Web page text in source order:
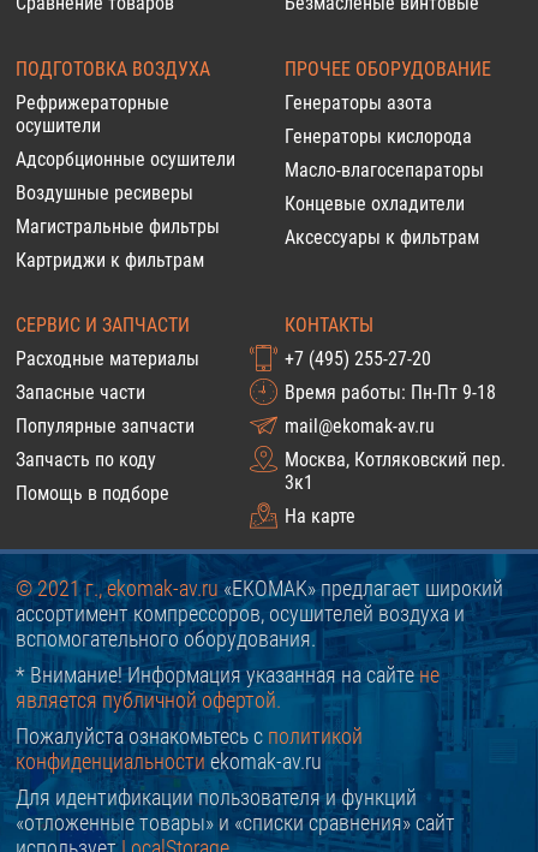
ПОДГОТОВКА ВОЗДУХА
Рефрижераторные
осушители
Адсорбционные осушители
Воздушные ресиверы
Магистральные фильтры
Картриджи к фильтрам
ПРОЧЕЕ ОБОРУДОВАНИЕ
Генераторы азота
Генераторы кислорода
Масло-влагосепараторы
Концевые охладители
Аксессуары к фильтрам
СЕРВИС И ЗАПЧАСТИ
Расходные материалы
Запасные части
Популярные запчасти
Запчасть по коду
Помощь в подборе
КОНТАКТЫ
+7 (495) 255-27-20
Время работы: Пн-Пт 9-18
mail@ekomak-av.ru
Москва, Котляковский пер.
3к1
На карте
© 2021 г., ekomak-av.ru «EKOMAK» предлагает широкий
ассортимент компрессоров, осушителей воздуха и
вспомогательного оборудования.
* Внимание! Информация указанная на сайтене
является публичной офертой.
Пожалуйста ознакомьтесь с политикой
конфиденциальности ekomak-av.ru
Для идентификации пользователя и функций
«отложенные товары» и «списки сравнения» сайт